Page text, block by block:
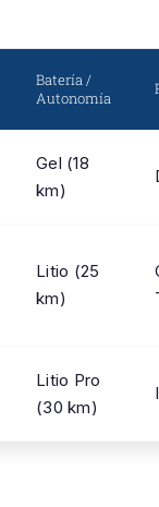
Batería /
Autonomía
Gel (18
km)
Litio (25
km)
Litio Pro
(30 km)